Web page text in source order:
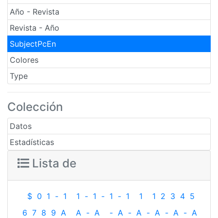
Año - Revista
Revista - Año
SubjectPcEn
Colores
Type
Colección
Datos
Estadísticas
Lista de
$ 0 1 - 1 1 - 1 - 1 - 1 1 1 2 3 4 5
6 7 8 9 A A - A - A - A - A - A - A